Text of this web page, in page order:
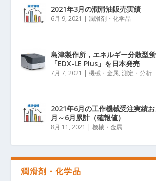
2021年3月の潤滑油販売実績
6月 9, 2021 |潤滑剤・化学品
島津製作所，エネルギー分散型
「EDX-LE Plus」を日本発売
7月 7, 2021 |機械・金属,測定・分析
2021年6月の工作機械受注実績
月～6月累計（確報値）
8月 11, 2021 |機械・金属
潤滑剤・化学品